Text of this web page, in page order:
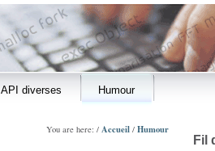
API diverses Humour
You are here: / Accueil / Humour
Fil